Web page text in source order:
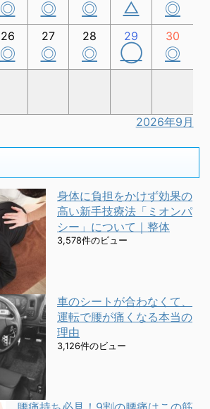
◎ ◎ ◎ △ ◎
26
◎
27
◎
28
◎
29
◯
30
◎
2026年9月
身体に負担をかけず効果の
高い新手技療法「ミオンパ
シー」について｜整体
3,578件のビュー
車のシートが合わなくて、
運転で腰が痛くなる本当の
理由
3,126件のビュー